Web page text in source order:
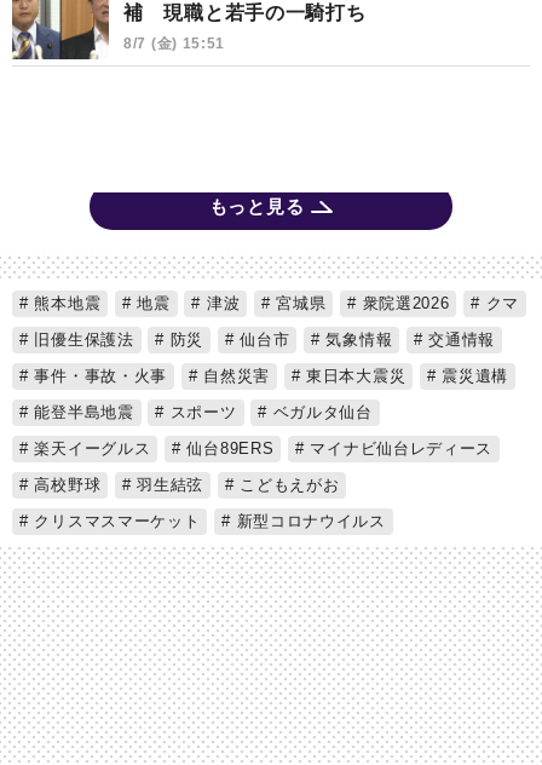
補 現職と若手の一騎打ち
8/7 (金) 15:51
もっと見る
熊本地震 地震 津波 宮城県 衆院選2026
クマ
旧優生保護法
防災 仙台市 気象情報
交通情報
事件・事故・火事
自然災害 東日本大震災
震災遺構
能登半島地震
スポーツ
ベガルタ仙台
楽天イーグルス
仙台89ERS
マイナビ仙台レディース
高校野球
羽生結弦
こどもえがお
クリスマスマーケット
新型コロナウイルス